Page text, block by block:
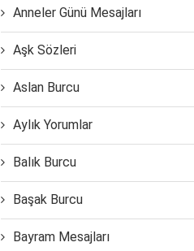
Anneler Günü Mesajları
Aşk Sözleri
Aslan Burcu
Aylık Yorumlar
Balık Burcu
Başak Burcu
Bayram Mesajları